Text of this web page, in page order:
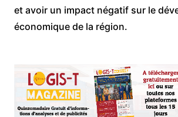
et avoir un impact négatif sur le
économique de la région.